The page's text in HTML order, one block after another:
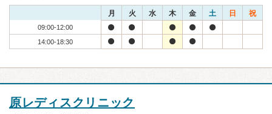
月 火 水 木 金 土 日 祝
09:00-12:00
14:00-18:30
原レディスクリニック